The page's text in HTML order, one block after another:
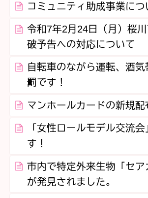
コミュニティ助成事業につ
令和7年2月24日（月）桜
破予告への対応について
自転車のながら運転、酒
罰です！
マンホールカードの新規配
「女性ロールモデル交流
す！
市内で特定外来生物「セア
が発見されました。